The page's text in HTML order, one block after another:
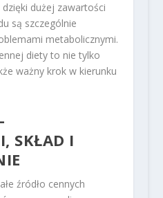
dużej zawartości
są szczególnie
metabolicznymi.
diety to nie tylko
ważny krok w kierunku
SKŁAD I
źródło cennych